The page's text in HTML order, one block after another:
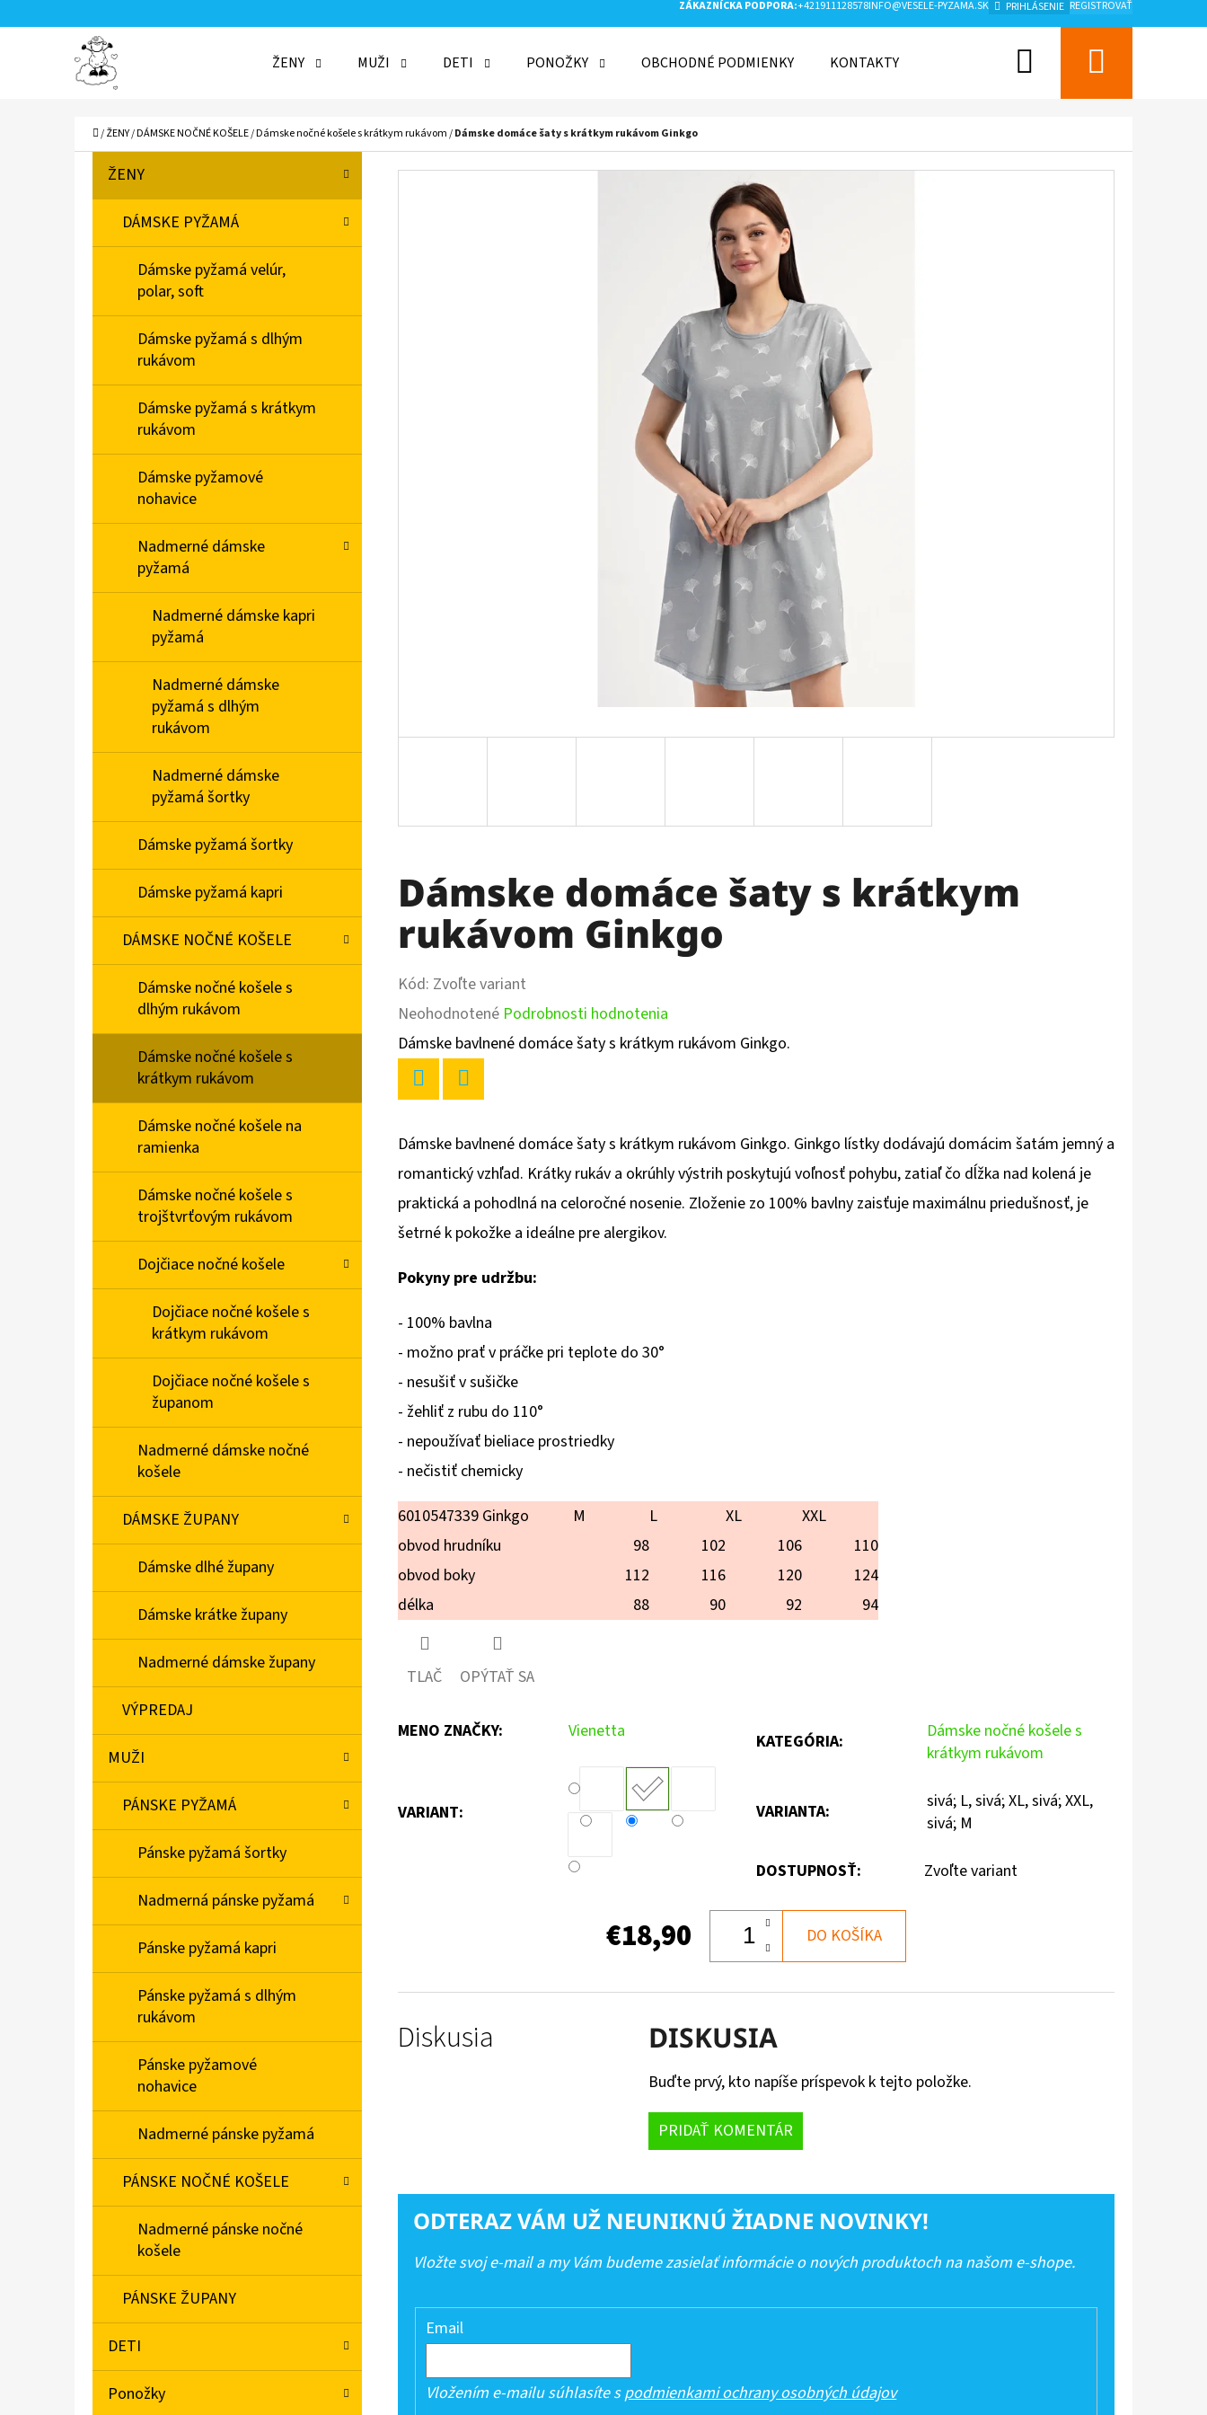
ZÁKAZNÍCKA PODPORA:+421911128578INFO@VESELE-PYZAMA.SK PRIHLÁSENIE REGISTROVAŤ
ŽENY MUŽI DETI PONOŽKY OBCHODNÉ PODMIENKY KONTAKTY Hľadať
Domov
/ŽENY/DÁMSKE NOČNÉ KOŠELE/Dámske nočné košele s krátkym rukávom/Dámske domáce šaty s krátkym rukávom Ginkgo
O
N
Preskočiť
kategórie
T
G
I
ŽENY
DÁMSKE PYŽAMÁ
Dámske pyžamá velúr,
polar, soft
Dámske pyžamá s dlhým
rukávom
Dámske pyžamá s krátkym
rukávom
Dámske pyžamové
nohavice
Nadmerné dámske
pyžamá
Nadmerné dámske kapri
pyžamá
Nadmerné dámske
pyžamá s dlhým
rukávom
Nadmerné dámske
pyžamá šortky
Dámske pyžamá šortky
Dámske pyžamá kapri
DÁMSKE NOČNÉ KOŠELE
Dámske nočné košele s
dlhým rukávom
Dámske nočné košele s
krátkym rukávom
Dámske nočné košele na
ramienka
Dámske nočné košele s
trojštvrťovým rukávom
Dojčiace nočné košele
Dojčiace nočné košele s
krátkym rukávom
Dojčiace nočné košele s
županom
Nadmerné dámske nočné
košele
DÁMSKE ŽUPANY
Dámske dlhé župany
Dámske krátke župany
Nadmerné dámske župany
VÝPREDAJ
MUŽI
PÁNSKE PYŽAMÁ
Pánske pyžamá šortky
Nadmerná pánske pyžamá
Pánske pyžamá kapri
Pánske pyžamá s dlhým
rukávom
Pánske pyžamové
nohavice
Nadmerné pánske pyžamá
PÁNSKE NOČNÉ KOŠELE
Nadmerné pánske nočné
košele
PÁNSKE ŽUPANY
DETI
Ponožky
Dámske domáce šaty s krátkym
rukávom Ginkgo
Kód: Zvoľte variant
Priemerné
hodnotenie
produktu
je
0,0
hviezdičiek.
Neohodnotené Podrobnosti hodnotenia
Dámske bavlnené domáce šaty s krátkym rukávom Ginkgo.
Dámske bavlnené domáce šaty s krátkym rukávom Ginkgo. Ginkgo lístky dodávajú domácim šatám jemný a
romantický vzhľad. Krátky rukáv a okrúhly výstrih poskytujú voľnosť pohybu, zatiaľ čo dĺžka nad kolená je
praktická a pohodlná na celoročné nosenie. Zloženie zo 100% bavlny zaisťuje maximálnu priedušnosť, je
šetrné k pokožke a ideálne pre alergikov.
Pokyny pre udržbu:
- 100% bavlna
- možno prať v práčke pri teplote do 30°
- nesušiť v sušičke
- žehliť z rubu do 110°
- nepoužívať bieliace prostriedky
- nečistiť chemicky
6010547339 Ginkgo
M L XL
XXL
obvod hrudníku
98 102 106
110
obvod boky
112 116 120
124
délka
88 90 92 94
TLAČ OPÝTAŤ SA
MENO ZNAČKY: Vienetta
VARIANT:
KATEGÓRIA:
Dámske nočné košele s
krátkym rukávom
VARIANTA:
sivá; L, sivá; XL, sivá; XXL,
sivá; M
DOSTUPNOSŤ: Zvoľte variant
€18,90 DO KOŠÍKA
Diskusia DISKUSIA
Buďte prvý, kto napíše príspevok k tejto položke.
PRIDAŤ KOMENTÁR
ODTERAZ VÁM UŽ NEUNIKNÚ ŽIADNE NOVINKY!
Vložte svoj e-mail a my Vám budeme zasielať informácie o nových produktoch na našom e-shope.
Email
Vložením e-mailu súhlasíte spodmienkami ochrany osobných údajov
Späť
do
Späť
do
MEDVEDÍKY
€23,90
DÁMSKE DOMÁCE ŠATY S TROJŠTVRŤOVÝM DÁMSKA NOČNÁ KOŠEĽA S KRÁTKYM
RUKÁVOM LAURA
€25,90